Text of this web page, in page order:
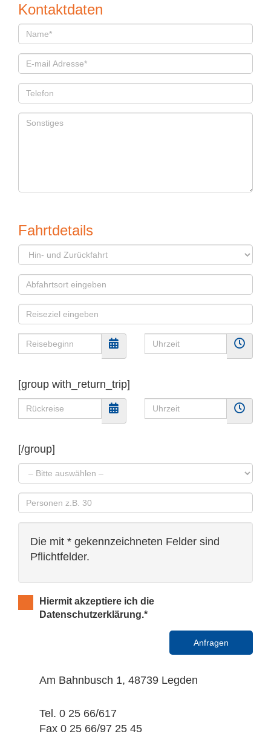
Kon­takt­da­ten
Fahrt­de­tails
[group with_return_trip]
[/group]
Die mit * gekennzeichneten Felder sind
Pflichtfelder.
Hiermit akzeptiere ich die
Datenschutzerklärung.*
Am Bahnbusch 1, 48739 Legden
Tel. 0 25 66/617
Fax 0 25 66/97 25 45